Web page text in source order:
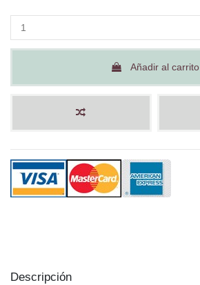
Añadir al carrito
Descripción